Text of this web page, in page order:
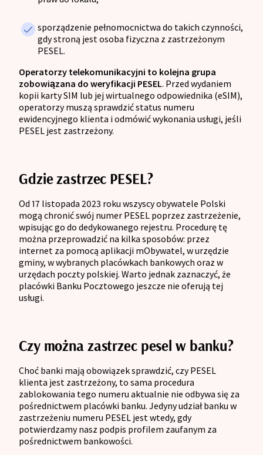
sporządzenie pełnomocnictwa do takich czynności,
gdy stroną jest osoba fizyczna z zastrzeżonym
PESEL.
Operatorzy telekomunikacyjni to kolejna grupa
zobowiązana do weryfikacji PESEL. Przed wydaniem
kopii karty SIM lub jej wirtualnego odpowiednika (eSIM),
operatorzy muszą sprawdzić status numeru
ewidencyjnego klienta i odmówić wykonania usługi, jeśli
PESEL jest zastrzeżony.
Gdzie zastrzec PESEL?
Od 17 listopada 2023 roku wszyscy obywatele Polski
mogą chronić swój numer PESEL poprzez zastrzeżenie,
wpisując go do dedykowanego rejestru. Procedurę tę
można przeprowadzić na kilka sposobów: przez
internet za pomocą aplikacji mObywatel, w urzędzie
gminy, w wybranych placówkach bankowych oraz w
urzędach poczty polskiej. Warto jednak zaznaczyć, że
placówki Banku Pocztowego jeszcze nie oferują tej
usługi.
Czy można zastrzec pesel w banku?
Choć banki mają obowiązek sprawdzić, czy PESEL
klienta jest zastrzeżony, to sama procedura
zablokowania tego numeru aktualnie nie odbywa się za
pośrednictwem placówki banku. Jedyny udział banku w
zastrzeżeniu numeru PESEL jest wtedy, gdy
potwierdzamy nasz podpis profilem zaufanym za
pośrednictwem bankowości.